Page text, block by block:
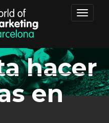
Toggle
hacer
en